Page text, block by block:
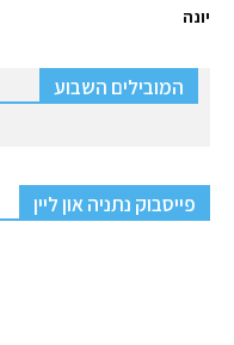
יונה
המובילים השבוע
פייסבוק נתניה און ליין